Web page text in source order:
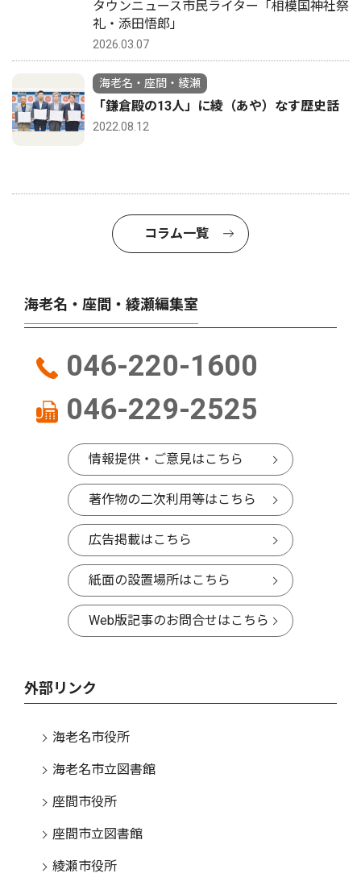
タウンニュース市民ライター「相模国神社祭
礼・添田悟郎」
2026.03.07
海老名・座間・綾瀬
「鎌倉殿の13人」に綾（あや）なす歴史話
2022.08.12
コラム一覧
海老名・座間・綾瀬編集室
046-220-1600
046-229-2525
情報提供・ご意見はこちら
著作物の二次利用等はこちら
広告掲載はこちら
紙面の設置場所はこちら
Web版記事のお問合せはこちら
外部リンク
海老名市役所
海老名市立図書館
座間市役所
座間市立図書館
綾瀬市役所